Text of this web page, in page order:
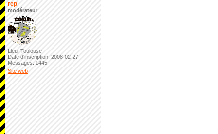
rep
modérateur
Lieu: Toulouse
Date d'inscription: 2008-02-27
Messages: 1445
Site web